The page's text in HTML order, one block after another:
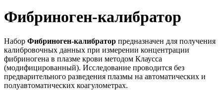
Фибриноген-калибратор
Набор Фибриноген-калибратор предназначен для получения
калибровочных данных при измерении концентрации
фибриногена в плазме крови методом Клаусса
(модифицированный). Исследование проводится без
предварительного разведения плазмы на автоматических и
полуавтоматических коагулометрах.